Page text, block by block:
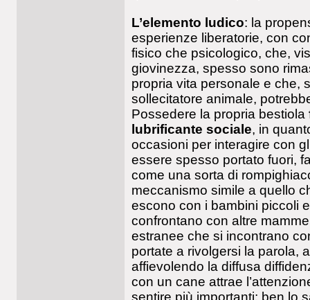
L’elemento ludico: la
esperienze liberatorie, con
fisico che psicologico, che,
giovinezza, spesso sono
propria vita personale e che,
sollecitatore animale,
Possedere la propria bestiola
lubrificante sociale, in
occasioni per interagire con
essere spesso portato fuori,
come una sorta di
meccanismo simile a quello
escono con i bambini piccoli
confrontano con altre
estranee che si incontrano
portate a rivolgersi la parola,
affievolendo la diffusa
con un cane attrae
sentire più importanti; ben lo